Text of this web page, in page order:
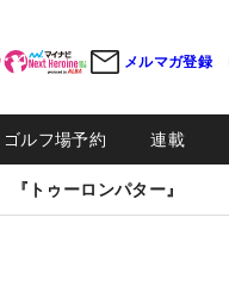
メルマガ登録
ゴルフ場予約 連載
トゥーロンパター』